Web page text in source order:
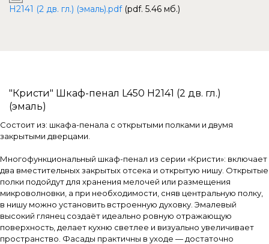
"Кристи" Шкаф-пенал L450 H2141 (2 дв. гл.)
(эмаль)
H2141 (2 дв. гл.) (эмаль).pdf (pdf. 5.46 мб.)
Состоит из: шкафа-пенала с открытыми полками и двумя
закрытыми дверцами.
Многофункциональный шкаф-пенал из серии «Кристи»: включает
два вместительных закрытых отсека и открытую нишу. Открытые
полки подойдут для хранения мелочей или размещения
микроволновки, а при необходимости, сняв центральную полку,
в нишу можно установить встроенную духовку. Эмалевый
высокий глянец создаёт идеально ровную отражающую
поверхность, делает кухню светлее и визуально увеличивает
пространство. Фасады практичны в уходе — достаточно